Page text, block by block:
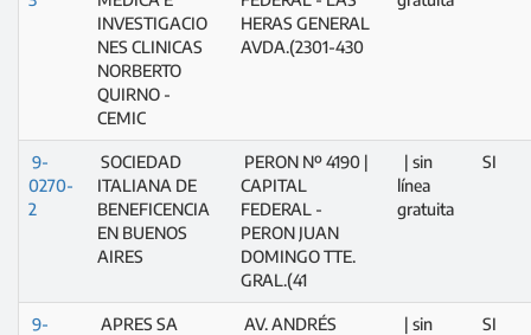
INVESTIGACIO
NES CLINICAS
NORBERTO
QUIRNO -
CEMIC
HERAS GENERAL
AVDA.(2301-430
9-
0270-
2
SOCIEDAD
ITALIANA DE
BENEFICENCIA
EN BUENOS
AIRES
PERON Nº 4190 |
CAPITAL
FEDERAL -
PERON JUAN
DOMINGO TTE.
GRAL.(41
| sin
línea
gratuita
SI
9-
APRES SA
AV. ANDRÉS
| sin
SI